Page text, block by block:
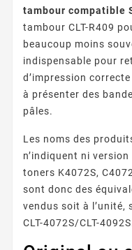
tambour compatible
tambour CLT-R409
beaucoup moins
indispensable pour
d’impression
à présenter des
pâles.
Les noms des
n’indiquent ni
toners K4072S,
sont donc des
vendus soit à l’unité,
CLT-4072S/CLT-